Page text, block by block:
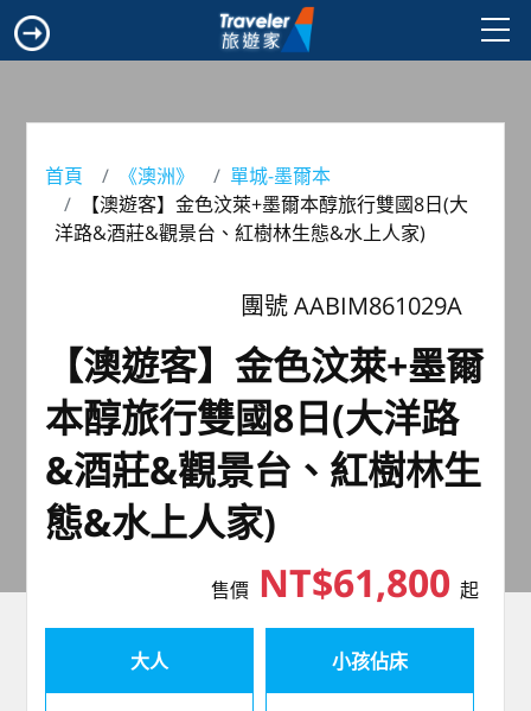
首頁 《澳洲》
單城-墨爾本
【澳遊客】金色汶萊+墨爾本醇旅行雙國8日(大
洋路&酒莊&觀景台、紅樹林生態&水上人家)
團號 AABIM861029A
【澳遊客】金色汶萊+墨爾
本醇旅行雙國8日(大洋路
&酒莊&觀景台、紅樹林生
態&水上人家)
售價NT$61,800 起
大人 小孩佔床